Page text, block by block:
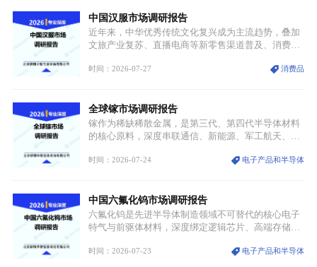
价无市”的供给真空，并沿高频覆铜板、PCB电路板向
AI服务器、5G基站等高端电子终端持续传导，全产业
链生产、成本、交付均承受巨大压力。
中国汉服市场调研报告
近年来，中华优秀传统文化复兴成为主流趋势，叠加
文旅产业复苏、直播电商等新零售渠道普及、消费群
服不再局限于传统节日、古风活动等小众场景，逐步
重要载体。同时，行业标准落地、生产技术升级、原
创设计能力提升，进一步夯实产业发展根基，吸引传
统服饰品牌、文旅企业等跨界入局，市场活力持续释
时间：2026-07-27 消费品
全球镓市场调研报告
镓作为稀缺稀散金属，是第三代、第四代半导体材料
的核心原料，深度串联通信、新能源、军工航天、光
与大国科技博弈的关键战略资源。镓并非传统大宗金
领域渗透”的战略体系，成为全球科技产业运转的刚
需资源。
时间：2026-07-24 电子产品和半导体
中国六氟化钨市场调研报告
六氟化钨是先进半导体制造领域不可替代的核心电子
特气与前驱体材料，深度绑定逻辑芯片、高端存储芯
沉积（CVD）、原子层沉积（ALD）工艺专用前驱体
时间：2026-07-23 电子产品和半导体